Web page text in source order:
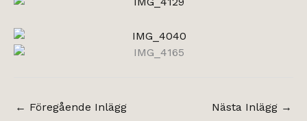
← Föregående Inlägg Nästa Inlägg →